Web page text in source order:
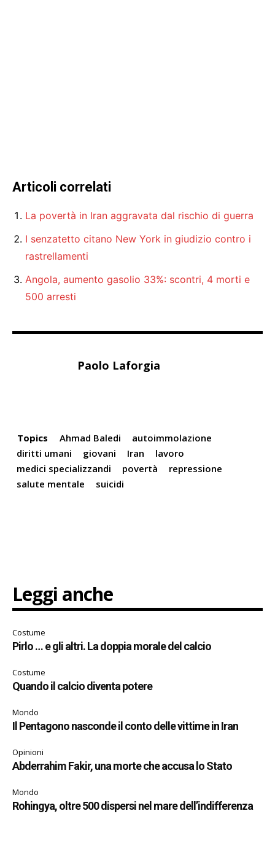
Articoli correlati
La povertà in Iran aggravata dal rischio di guerra
I senzatetto citano New York in giudizio contro i
rastrellamenti
Angola, aumento gasolio 33%: scontri, 4 morti e
500 arresti
Paolo Laforgia
Topics Ahmad Baledi
autoimmolazione
diritti umani
giovani Iran
lavoro
medici specializzandi
povertà
repressione
salute mentale
suicidi
Leggi anche
Costume
Pirlo … e gli altri. La doppia morale del calcio
Costume
Quando il calcio diventa potere
Mondo
Il Pentagono nasconde il conto delle vittime in Iran
Opinioni
Abderrahim Fakir, una morte che accusa lo Stato
Mondo
Rohingya, oltre 500 dispersi nel mare dell’indifferenza